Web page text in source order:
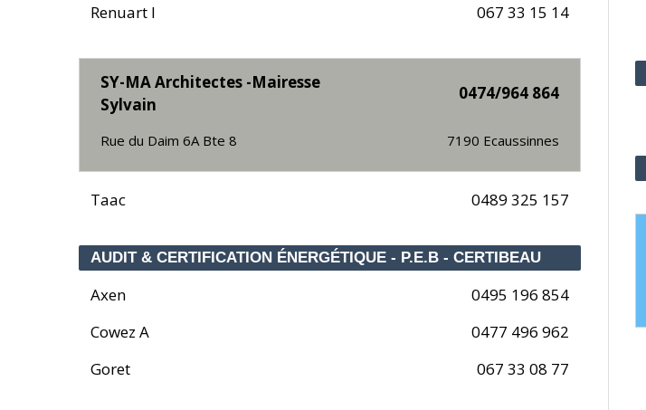
Renuart I
067 33 15 14
SY-MA Architectes -Mairesse
Sylvain
0474/964 864
Rue du Daim 6A Bte 8 7190 Ecaussinnes
Taac 0489 325 157
AUDIT & CERTIFICATION ÉNERGÉTIQUE - P.E.B - CERTIBEAU
Axen
0495 196 854
Cowez A
0477 496 962
Goret
067 33 08 77